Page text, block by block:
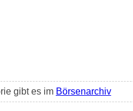
gibt es im Börsenarchiv